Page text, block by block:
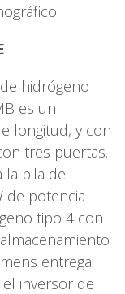
hidrógeno
es un
longitud, y con
tres puertas.
la pila de
de potencia
tipo 4 con
entrega
inversor de